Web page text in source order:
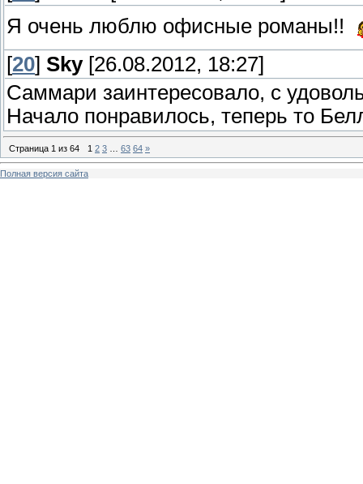
Я очень люблю офисные романы!!
[20] Sky[26.08.2012, 18:27]
Саммари заинтересовало, с
Начало понравилось, теперь то
Страница 1 из 64 1 2 3 63 64 »
Полная версия сайта